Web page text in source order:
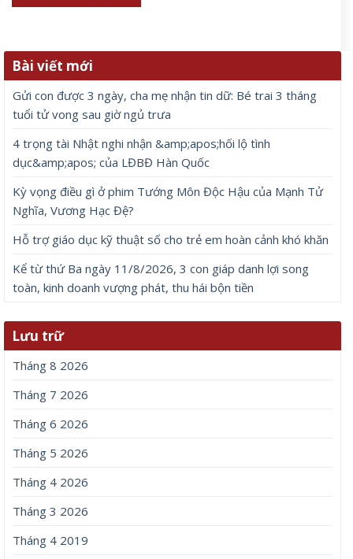
Bài viết mới
Gửi con được 3 ngày, cha mẹ nhận tin dữ: Bé trai 3 tháng
tuổi tử vong sau giờ ngủ trưa
4 trọng tài Nhật nghi nhận &amp;apos;hối lộ tình
dục&amp;apos; của LĐBĐ Hàn Quốc
Kỳ vọng điều gì ở phim Tướng Môn Độc Hậu của Mạnh Tử
Nghĩa, Vương Hạc Đệ?
Hỗ trợ giáo dục kỹ thuật số cho trẻ em hoàn cảnh khó khăn
Kể từ thứ Ba ngày 11/8/2026, 3 con giáp danh lợi song
toàn, kinh doanh vượng phát, thu hái bộn tiền
Lưu trữ
Tháng 8 2026
Tháng 7 2026
Tháng 6 2026
Tháng 5 2026
Tháng 4 2026
Tháng 3 2026
Tháng 4 2019